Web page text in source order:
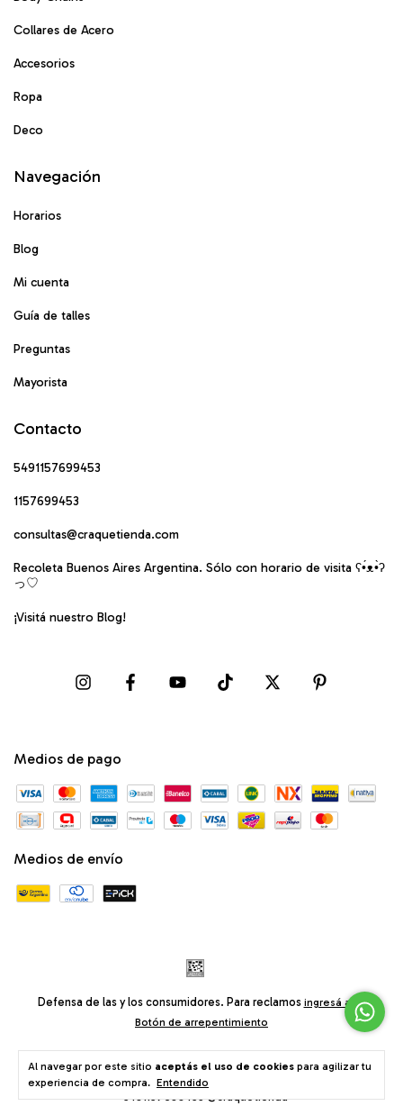
Al navegar por este sitio aceptás el uso de cookies para agilizar tu
experiencia de compra. Entendido
Collares de Acero
Accesorios
Ropa
Deco
Navegación
Horarios
Blog
Mi cuenta
Guía de talles
Preguntas
Mayorista
Contacto
5491157699453
1157699453
consultas@craquetienda.com
Recoleta Buenos Aires Argentina. Sólo con horario de visita ʕ•́ᴥ•̀ʔ
っ♡
¡Visitá nuestro Blog!
Medios de pago
Medios de envío
Defensa de las y los consumidores. Para reclamos ingresá acá.
Botón de arrepentimiento
© Craqué® Tienda Bodychains Ropa Accesorios • Av. Santa Fe 2740,
Buenos Aires, Argentina •consultas@craquetienda.com
+5491157699453 @craquetienda